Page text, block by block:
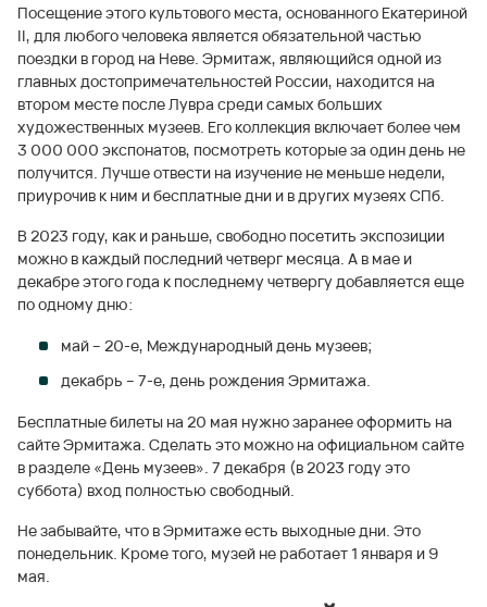
Посещение этого культового места, основанного Екатериной
II, для любого человека является обязательной частью
поездки в город на Неве. Эрмитаж, являющийся одной из
главных достопримечательностей России, находится на
втором месте после Лувра среди самых больших
художественных музеев. Его коллекция включает более чем
3 000 000 экспонатов, посмотреть которые за один день не
получится. Лучше отвести на изучение не меньше недели,
приурочив к ним и бесплатные дни и в других музеях СПб.
В 2023 году, как и раньше, свободно посетить экспозиции
можно в каждый последний четверг месяца. А в мае и
декабре этого года к последнему четвергу добавляется еще
по одному дню:
май – 20-е, Международный день музеев;
декабрь – 7-е, день рождения Эрмитажа.
Бесплатные билеты на 20 мая нужно заранее оформить на
сайте Эрмитажа. Сделать это можно на официальном сайте
в разделе «День музеев». 7 декабря (в 2023 году это
суббота) вход полностью свободный.
Не забывайте, что в Эрмитаже есть выходные дни. Это
понедельник. Кроме того, музей не работает 1 января и 9
мая.